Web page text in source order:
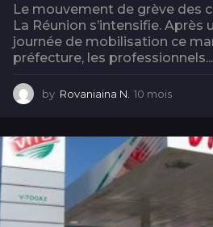
Le mouvement de grève des
La Réunion s’intensifie. Après
journée de mobilisation ce
préfecture, les professionnels...
by Rovaniaina N. 10 mois
o
s